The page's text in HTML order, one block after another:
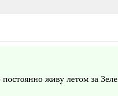
живу летом за